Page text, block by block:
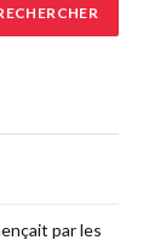
par les